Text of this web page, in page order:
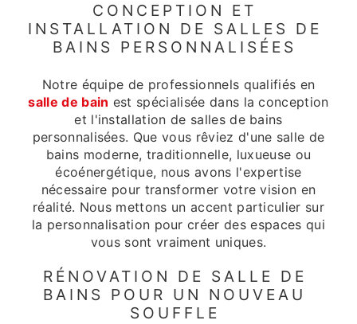
CONCEPTION ET
INSTALLATION DE SALLES DE
BAINS PERSONNALISÉES
Notre équipe de professionnels qualifiés en
salle de bain est spécialisée dans la conception
et l'installation de salles de bains
personnalisées. Que vous rêviez d'une salle de
bains moderne, traditionnelle, luxueuse ou
écoénergétique, nous avons l'expertise
nécessaire pour transformer votre vision en
réalité. Nous mettons un accent particulier sur
la personnalisation pour créer des espaces qui
vous sont vraiment uniques.
RÉNOVATION DE SALLE DE
BAINS POUR UN NOUVEAU
SOUFFLE